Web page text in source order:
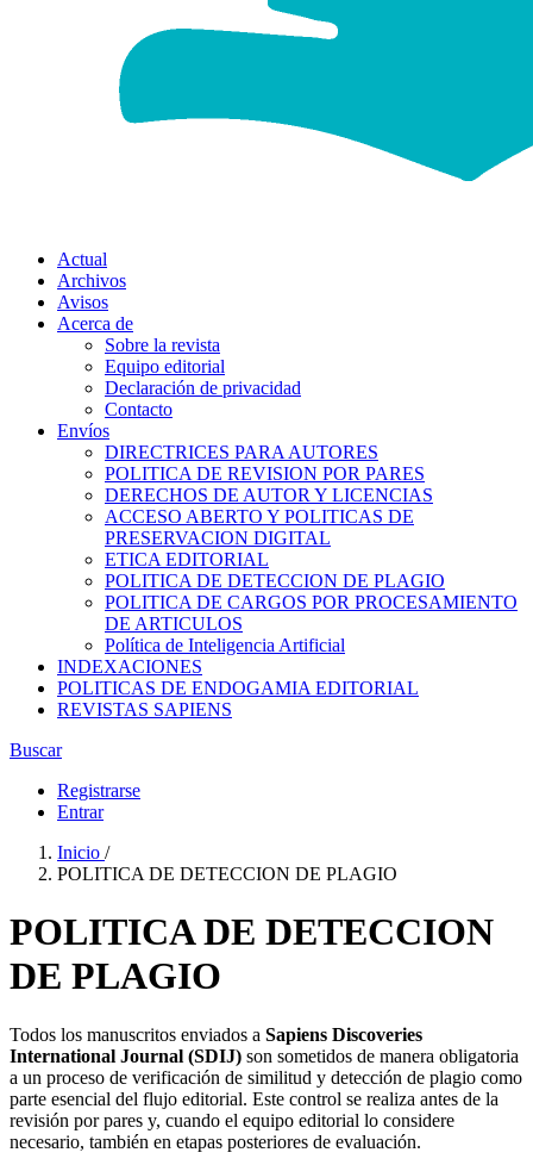
Actual
Archivos
Avisos
Acerca de
Sobre la revista
Equipo editorial
Declaración de privacidad
Contacto
Envíos
DIRECTRICES PARA AUTORES
POLITICA DE REVISION POR PARES
DERECHOS DE AUTOR Y LICENCIAS
ACCESO ABERTO Y POLITICAS DE
PRESERVACION DIGITAL
ETICA EDITORIAL
POLITICA DE DETECCION DE PLAGIO
POLITICA DE CARGOS POR PROCESAMIENTO
DE ARTICULOS
Política de Inteligencia Artificial
INDEXACIONES
POLITICAS DE ENDOGAMIA EDITORIAL
REVISTAS SAPIENS
Buscar
Registrarse
Entrar
Inicio /
POLITICA DE DETECCION DE PLAGIO
POLITICA DE DETECCION
DE PLAGIO
Todos los manuscritos enviados a Sapiens Discoveries
International Journal (SDIJ) son sometidos de manera obligatoria
a un proceso de verificación de similitud y detección de plagio como
parte esencial del flujo editorial. Este control se realiza antes de la
revisión por pares y, cuando el equipo editorial lo considere
necesario, también en etapas posteriores de evaluación.